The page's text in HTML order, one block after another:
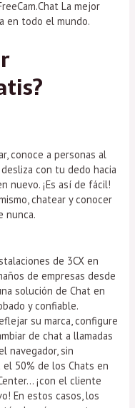
La mejor
en todo el mundo.
conoce a personas al
con tu dedo hacia
nuevo. ¡Es así de fácil!
chatear y conocer
nunca.
de 3CX en
de empresas desde
solución de Chat en
y confiable.
su marca, configure
de chat a llamadas
navegador, sin
50% de los Chats en
¡con el cliente
En estos casos, los